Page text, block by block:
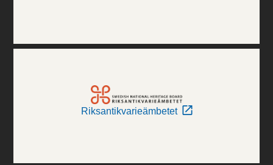
Riksantikvarieämbetet